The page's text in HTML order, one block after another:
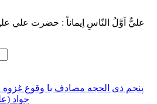
عليٌّ اَوَّلُ النّاسِ اِيماناً : حضرت علي
پنجم ذی الحجه مصادف با وقوع
جواد